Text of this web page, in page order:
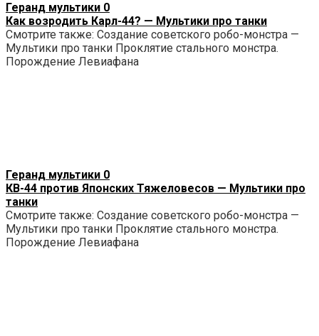
Геранд мультики 0
Как возродить Карл-44? — Мультики про танки
Смотрите также: Создание советского робо-монстра —
Мультики про танки Проклятие стального монстра.
Порождение Левиафана
Геранд мультики 0
КВ-44 против Японских Тяжеловесов — Мультики про
танки
Смотрите также: Создание советского робо-монстра —
Мультики про танки Проклятие стального монстра.
Порождение Левиафана